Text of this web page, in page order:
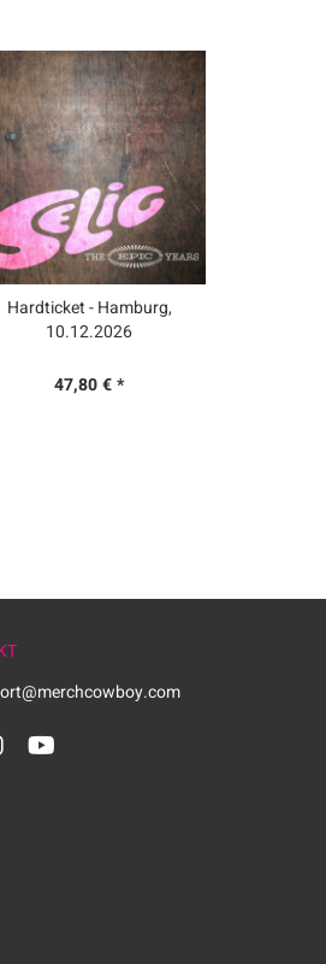
Hardticket - Hamburg,
10.12.2026
47,80 € *